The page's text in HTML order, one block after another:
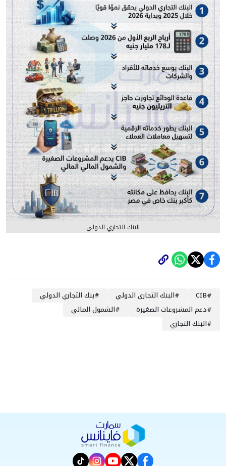
البنك التجاري الدولي
#
CIB
#البنك التجاري الدولي #بنك التجاري الدولي
#دعم المشروعات الصغيرة #الشمول المالي
#البنك التجاري